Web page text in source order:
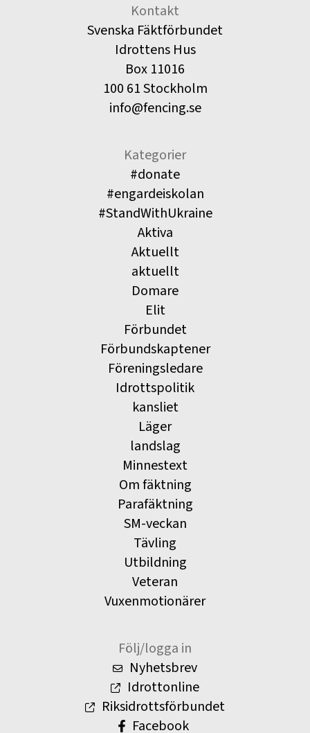
Kontakt
Svenska Fäktförbundet
Idrottens Hus
Box 11016
100 61 Stockholm
info@fencing.se
Kategorier
#donate
#engardeiskolan
#StandWithUkraine
Aktiva
Aktuellt
aktuellt
Domare
Elit
Förbundet
Förbundskaptener
Föreningsledare
Idrottspolitik
kansliet
Läger
landslag
Minnestext
Om fäktning
Parafäktning
SM-veckan
Tävling
Utbildning
Veteran
Vuxenmotionärer
Följ/logga in
Nyhetsbrev
Idrottonline
Riksidrottsförbundet
Facebook